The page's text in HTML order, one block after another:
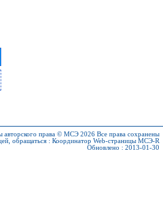
авторского права © МСЭ 2026 Все права сохранены
обращаться : Координатор Web-страницы МСЭ-R
Обновлено : 2013-01-30